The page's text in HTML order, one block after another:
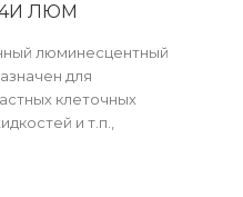
4И ЛЮМ
люминесцентный
для
клеточных
и т.п.,